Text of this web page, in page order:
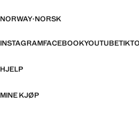
NORWAY·NORSK
INSTAGRAMFACEBOOKYOUTUBE
HJELP
MINE KJØP